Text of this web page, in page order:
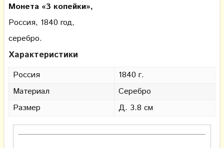
Монета «3 копейки»,
Россия, 1840 год,
серебро.
Характеристики
Россия
1840 г.
Материал
Серебро
Размер
Д. 3.8 см